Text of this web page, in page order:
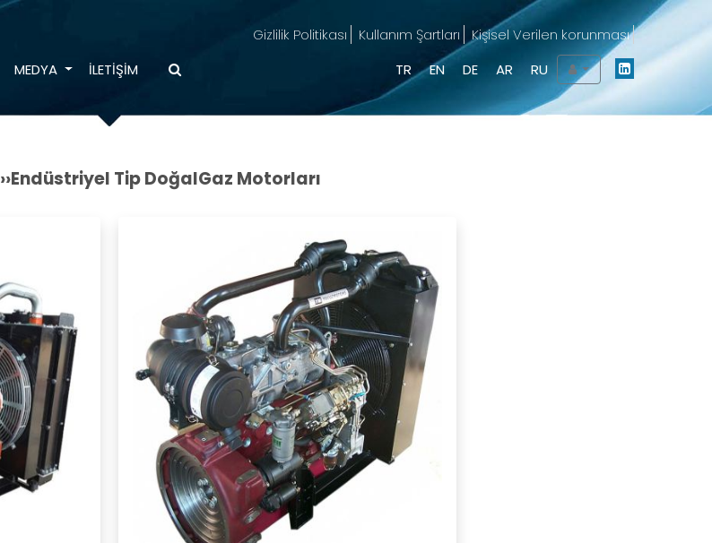
Gizlilik Politikası Kullanım Şartları
Kişisel Verilen korunması
MEDYA İLETIŞIM TR EN DE AR RU
››Endüstriyel Tip DoğalGaz Motorları